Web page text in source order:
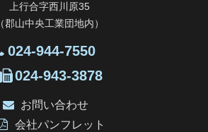
上行合字西川原35
（郡山中央工業団地内）
024-944-7550
024-943-3878
お問い合わせ
会社パンフレット